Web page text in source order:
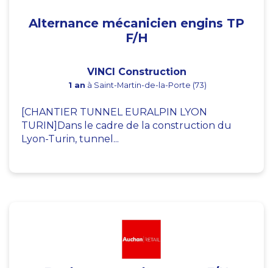
Alternance mécanicien engins TP
F/H
VINCI Construction
1 an à Saint-Martin-de-la-Porte (73)
[CHANTIER TUNNEL EURALPIN LYON
TURIN]Dans le cadre de la construction du
Lyon-Turin, tunnel...